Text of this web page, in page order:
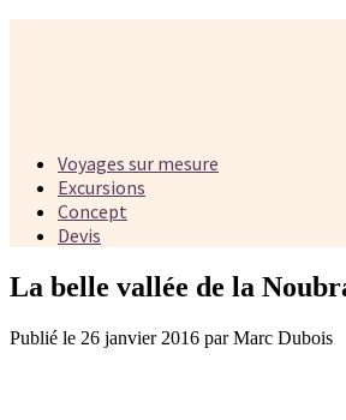
Voyages sur mesure
Excursions
Concept
Devis
La belle vallée de la
Publié le 26 janvier 2016 par Marc Dubois